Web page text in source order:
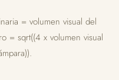
= volumen visual del
= sqrt((4 x volumen visual